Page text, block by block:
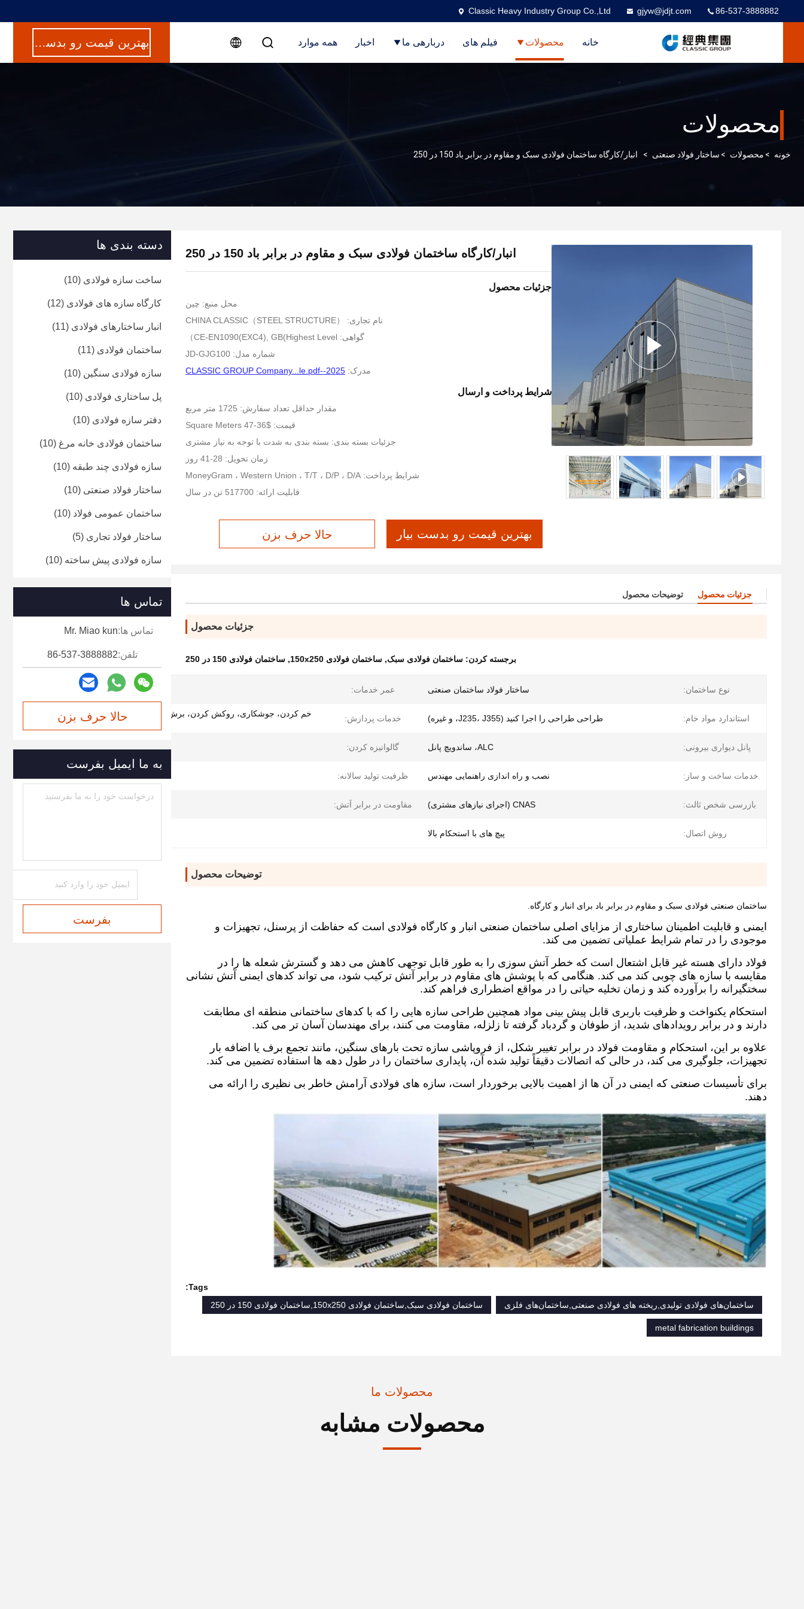
Classic Heavy Industry Group Co.,Ltd gjyw@jdjt.com 86-537-3888882
خانه محصولات فیلم های دربارهی ما اخبار همه موارد بهترین قیمت رو بدست بیار
محصولات
خونه > محصولات > ساختار فولاد صنعتی > انبار/کارگاه ساختمان فولادی سبک و مقاوم در برابر باد 150 در 250
انبار/کارگاه ساختمان فولادی سبک و مقاوم در برابر باد 150 در 250
جزئیات محصول
محل منبع: چین
نام تجاری: CHINA CLASSIC（STEEL STRUCTURE）
گواهی: CE-EN1090(EXC4), GB(Highest Level）
شماره مدل: JD-GJG100
مدرک: 2025--CLASSIC GROUP Company...le.pdf
شرایط پرداخت و ارسال
مقدار حداقل تعداد سفارش: 1725 متر مربع
قیمت: $36-47 Square Meters
جزئیات بسته بندی: بسته بندی به شدت با توجه به نیاز مشتری
زمان تحویل: 28-41 روز
شرایط پرداخت: MoneyGram ، Western Union ، T/T ، D/P ، D/A
قابلیت ارائه: 517700 تن در سال
بهترین قیمت رو بدست بیار حالا حرف بزن
جزئیات محصول توضیحات محصول
جزئیات محصول
برجسته کردن: ساختمان فولادی سبک, ساختمان فولادی 150x250 , ساختمان فولادی 150 در 250
نوع ساختمان: ساختار فولاد ساختمان صنعتی عمر خدمات: 60 سال
استاندارد مواد خام: طراحی طراحی را اجرا کنید (J235، J355، و غیره) خدمات پردازش:
خم کردن، جوشکاری، روکش کردن، برش، پانچ کردن، رنگ آمیزی
با اسپری
پانل دیواری بیرونی: ALC، ساندویچ پانل گالوانیزه کردن: با توجه به نیاز طراحی
خدمات ساخت و ساز: نصب و راه اندازی راهنمایی مهندس ظرفیت تولید سالانه:
بازرسی شخص ثالث: CNAS (اجرای نیازهای مشتری) مقاومت در برابر آتش:
روش اتصال: پیچ های با استحکام بالا
توضیحات محصول
ساختمان صنعتی فولادی سبک و مقاوم در برابر باد برای انبار و کارگاه.
ایمنی و قابلیت اطمینان ساختاری از مزایای اصلی ساختمان صنعتی انبار و کارگاه فولادی است که حفاظت از پرسنل، تجهیزات و
موجودی را در تمام شرایط عملیاتی تضمین می کند.
فولاد دارای هسته غیر قابل اشتعال است که خطر آتش سوزی را به طور قابل توجهی کاهش می دهد و گسترش شعله ها را در
مقایسه با سازه های چوبی کند می کند. هنگامی که با پوشش های مقاوم در برابر آتش ترکیب شود، می تواند کدهای ایمنی آتش نشانی
سختگیرانه را برآورده کند و زمان تخلیه حیاتی را در مواقع اضطراری فراهم کند.
استحکام یکنواخت و ظرفیت باربری قابل پیش بینی مواد همچنین طراحی سازه هایی را که با کدهای ساختمانی منطقه ای مطابقت
دارند و در برابر رویدادهای شدید، از طوفان و گردباد گرفته تا زلزله، مقاومت می کنند، برای مهندسان آسان تر می کند.
علاوه بر این، استحکام و مقاومت فولاد در برابر تغییر شکل، از فروپاشی سازه تحت بارهای سنگین، مانند تجمع برف یا اضافه بار
تجهیزات، جلوگیری می کند، در حالی که اتصالات دقیقاً تولید شده آن، پایداری ساختمان را در طول دهه ها استفاده تضمین می کند.
برای تأسیسات صنعتی که ایمنی در آن ها از اهمیت بالایی برخوردار است، سازه های فولادی آرامش خاطر بی نظیری را ارائه می
دهند.
Tags:
ساختمان‌های فولادی تولیدی,ریخته های فولادی صنعتی,ساختمان‌های فلزی
ساختمان فولادی سبک,ساختمان فولادی 150x250,ساختمان فولادی 150 در 250
metal fabrication buildings
دسته بندی ها
ساخت سازه فولادی (10)
کارگاه سازه های فولادی (12)
انبار ساختارهای فولادی (11)
ساختمان فولادی (11)
سازه فولادی سنگین (10)
پل ساختاری فولادی (10)
دفتر سازه فولادی (10)
ساختمان فولادی خانه مرغ (10)
سازه فولادی چند طبقه (10)
ساختار فولاد صنعتی (10)
ساختمان عمومی فولاد (10)
ساختار فولاد تجاری (5)
سازه فولادی پیش ساخته (10)
تماس ها
تماس ها:Mr. Miao kun
تلفن:86-537-3888882
حالا حرف بزن
به ما ایمیل بفرست
بفرست
محصولات ما
محصولات مشابه